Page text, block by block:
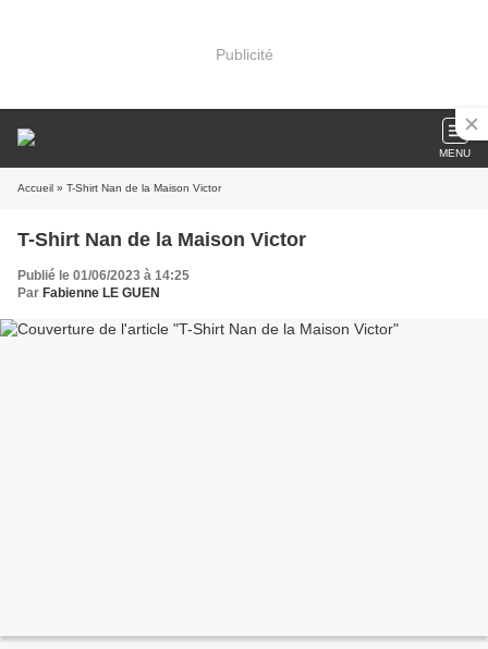
Publicité
MENU
Accueil » T-Shirt Nan de la Maison Victor
T-Shirt Nan de la Maison Victor
Publié le 01/06/2023 à 14:25
Par Fabienne LE GUEN